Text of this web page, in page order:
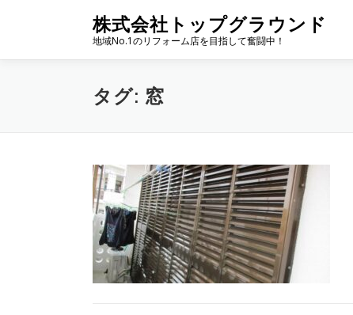
ン
株式会社トップグラウンド
地域No.1のリフォーム店を目指して奮闘中！
タグ: 窓